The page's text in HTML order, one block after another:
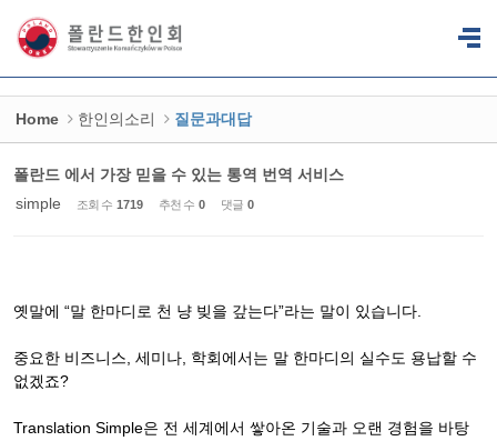
Home 한인의소리 질문과대답
폴란드 에서 가장 믿을 수 있는 통역 번역 서비스
simple
조회 수 1719 추천 수 0 댓글 0
옛말에 “말 한마디로 천 냥 빚을 갚는다”라는 말이 있습니다.
중요한 비즈니스, 세미나, 학회에서는 말 한마디의 실수도 용납할 수
없겠죠?
Translation Simple은 전 세계에서 쌓아온 기술과 오랜 경험을 바탕